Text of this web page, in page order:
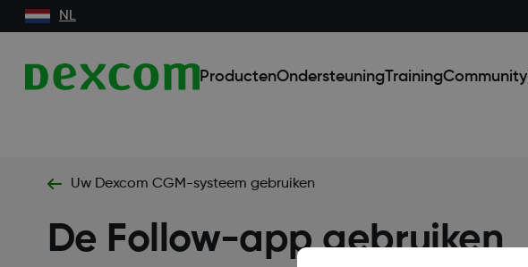
NL
ProductenOndersteuningTrainingCommunity
Uw Dexcom CGM-systeem gebruiken
De Follow-app gebruiken